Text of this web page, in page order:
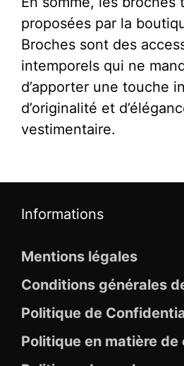
proposées par la
Broches sont des
intemporels qui ne
d’apporter une touche
d’originalité et
vestimentaire.
Informations
Mentions légales
Conditions générales
Politique de
Politique en matière de